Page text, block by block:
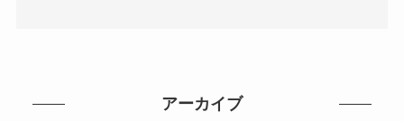
アーカイブ